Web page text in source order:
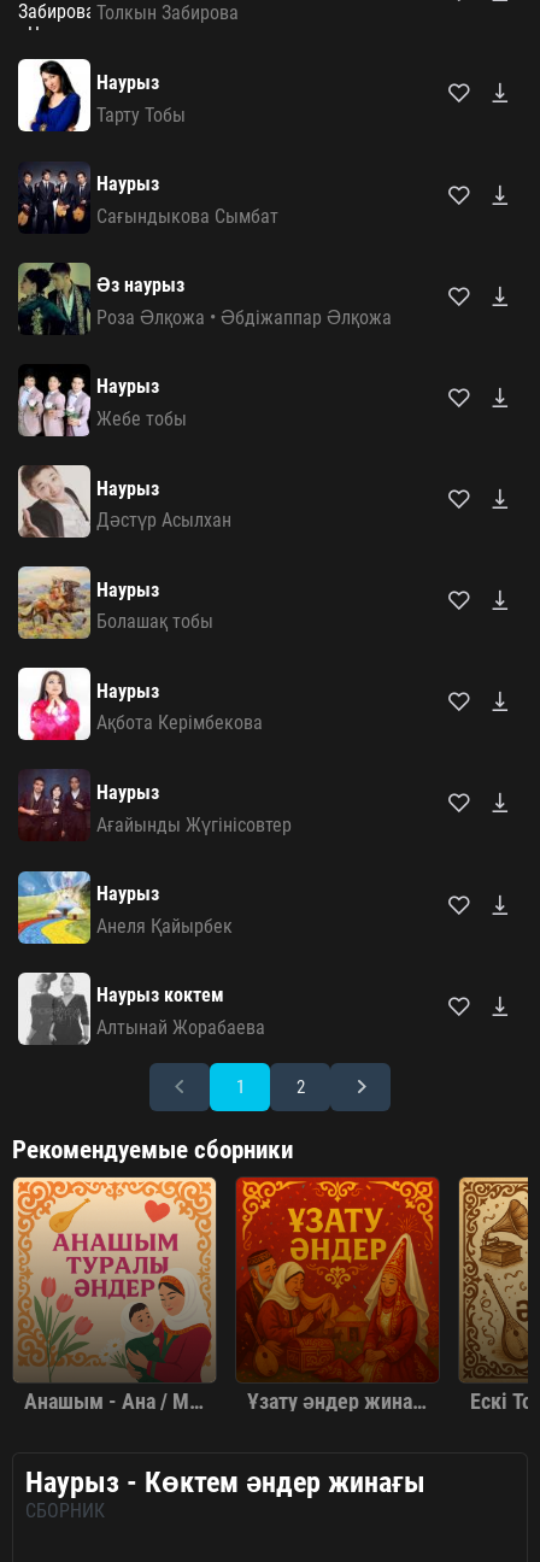
Наурыз - Көктем әндер жинағы
СБОРНИК
Толкын Забирова
Наурыз
Тарту Тобы
Наурыз
Сағындыкова Сымбат
Әз наурыз
Роза Әлқожа • Әбдіжаппар Әлқожа
Наурыз
Жебе тобы
Наурыз
Дәстүр Асылхан
Наурыз
Болашақ тобы
Наурыз
Ақбота Керімбекова
Наурыз
Ағайынды Жүгінісовтер
Наурыз
Анеля Қайырбек
Наурыз коктем
Алтынай Жорабаева
1 2
Рекомендуемые сборники
Анашым - Ана / Мама туралы әндер жинағы Ұзату әндер жинағы